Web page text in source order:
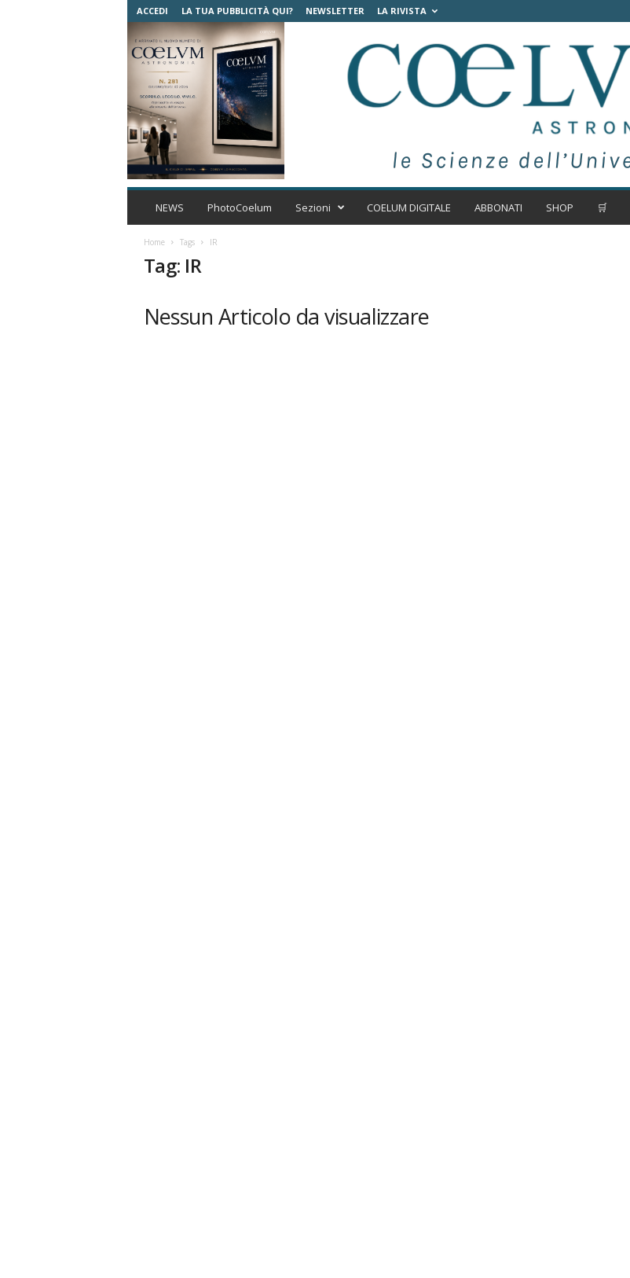
ACCEDI LA TUA PUBBLICITÀ QUI? NEWSLETTER LA RIVISTA
C
t
NEWS PhotoCoelum Sezioni COELUM DIGITALE ABBONATI SHOP 🛒
Home Tags IR
Tag: IR
Nessun Articolo da visualizzare